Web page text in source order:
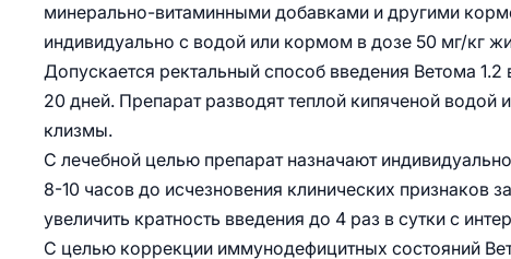
минерально-витаминными добавками и другими
индивидуально с водой или кормом в дозе 50 мг/кг
Допускается ректальный способ введения Ветома
20 дней. Препарат разводят теплой кипяченой
клизмы.
С лечебной целью препарат назначают
8-10 часов до исчезновения клинических признаков
увеличить кратность введения до 4 раз в сутки с
С целью коррекции иммунодефицитных состояний